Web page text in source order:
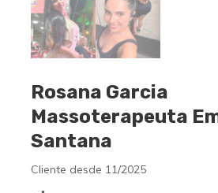
Rosana Garcia
Massoterapeuta
Santana
Cliente desde 11/2025